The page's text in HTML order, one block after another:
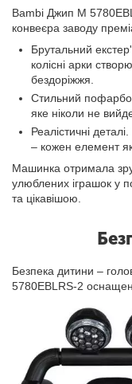
Bambi Джип M
конвеєра заводу
Брутальний
колісні арки
бездоріжжя.
Стильний
яке ніколи не
Реалістичні
– кожен елемент
Машинка отримала
улюблених іграшок у
та цікавішою.
Безпека дитини –
5780EBLRS-2